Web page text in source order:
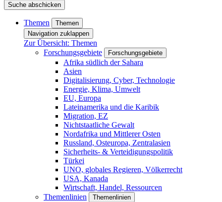
Suche abschicken
Themen
Themen
Navigation zuklappen
Zur Übersicht: Themen
Forschungsgebiete
Forschungsgebiete
Afrika südlich der Sahara
Asien
Digitalisierung, Cyber, Technologie
Energie, Klima, Umwelt
EU, Europa
Lateinamerika und die Karibik
Migration, EZ
Nichtstaatliche Gewalt
Nordafrika und Mittlerer Osten
Russland, Osteuropa, Zentralasien
Sicherheits- & Verteidigungspolitik
Türkei
UNO, globales Regieren, Völkerrecht
USA, Kanada
Wirtschaft, Handel, Ressourcen
Themenlinien
Themenlinien